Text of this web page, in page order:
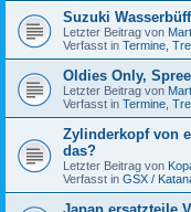
Suzuki
Letzter Beitrag von
Verfasst in Termine,
Oldies Only,
Letzter Beitrag von
Verfasst in Termine,
Zylinderkopf von
das?
Letzter Beitrag von
Verfasst in GSX /
Japan ersatzteile